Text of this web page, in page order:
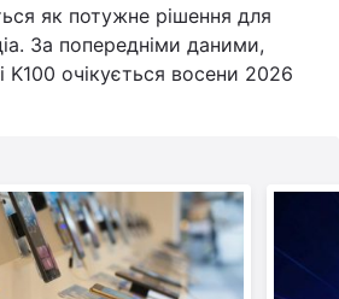
як потужне рішення для
За попередніми даними,
K100 очікується восени 2026